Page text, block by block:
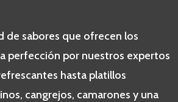
de sabores que ofrecen los
perfección por nuestros expertos
hasta platillos
cangrejos, camarones y una